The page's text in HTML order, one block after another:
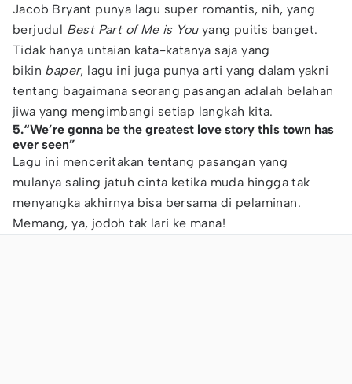
Jacob Bryant punya lagu super romantis, nih, yang
berjudul Best Part of Me is Youyang puitis banget.
Tidak hanya untaian kata-katanya saja yang
bikin baper, lagu ini juga punya arti yang dalam yakni
tentang bagaimana seorang pasangan adalah belahan
jiwa yang mengimbangi setiap langkah kita.
5.“We’re gonna be the greatest love story this town has
ever seen”
Lagu ini menceritakan tentang pasangan yang
mulanya saling jatuh cinta ketika muda hingga tak
menyangka akhirnya bisa bersama di pelaminan.
Memang, ya, jodoh tak lari ke mana!